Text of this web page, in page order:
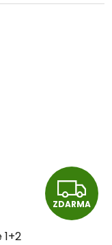
Z
D
ZDARMA